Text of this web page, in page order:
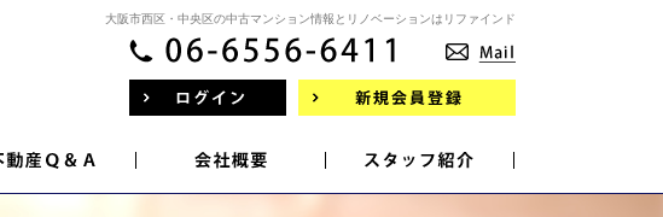
大阪市西区・中央区の中古マンション情報とリノベーションはリファインド